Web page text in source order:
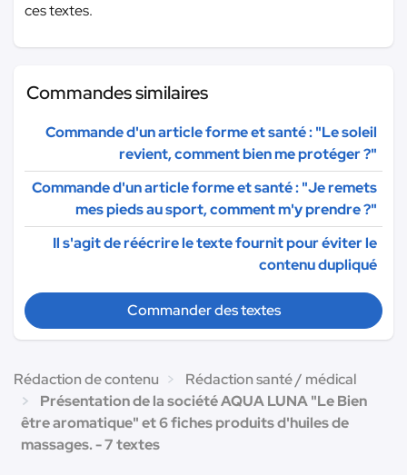
ces textes.
Commandes similaires
Commande d'un article forme et santé : "Le soleil
revient, comment bien me protéger ?"
Commande d'un article forme et santé : "Je remets
mes pieds au sport, comment m'y prendre ?"
Il s'agit de réécrire le texte fournit pour éviter le
contenu dupliqué
Commander des textes
Rédaction de contenu
Rédaction santé / médical
Présentation de la société AQUA LUNA "Le Bien
être aromatique" et 6 fiches produits d'huiles de
massages. - 7 textes